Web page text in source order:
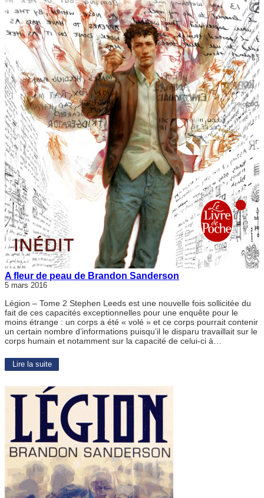
A fleur de peau de Brandon Sanderson
5 mars 2016
Légion – Tome 2 Stephen Leeds est une nouvelle fois sollicitée du
fait de ces capacités exceptionnelles pour une enquête pour le
moins étrange : un corps a été « volé » et ce corps pourrait contenir
un certain nombre d’informations puisqu’il le disparu travaillait sur le
corps humain et notamment sur la capacité de celui-ci à…
Lire la suite